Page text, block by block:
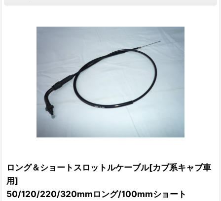
ロング＆ショートスロットルケーブル[カブ系キャブ車
用]
50/120/220/320mmロング/100mmショート